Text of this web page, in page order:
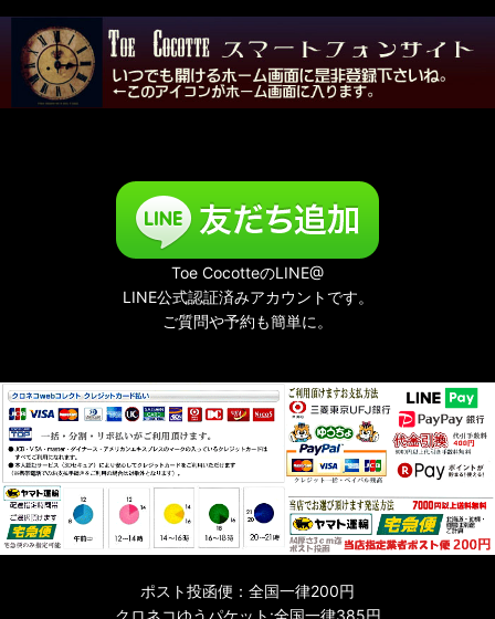
Toe CocotteのLINE@
LINE公式認証済みアカウントです。
ご質問や予約も簡単に。
ポスト投函便：全国一律200円